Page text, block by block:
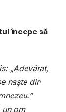
începe să
„Adevărat,
naşte din
un om